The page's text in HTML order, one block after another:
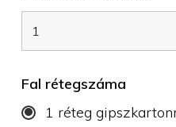
Fal rétegszáma
1 réteg